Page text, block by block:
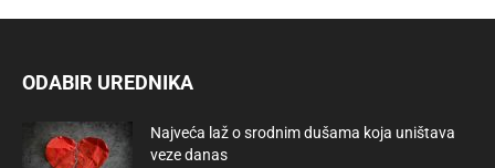
ODABIR UREDNIKA
Najveća laž o srodnim dušama koja uništava
veze danas